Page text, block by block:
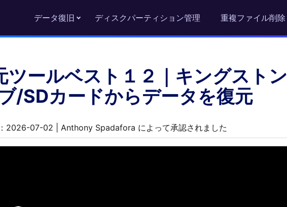
データ復旧 ディスクパーティション管理 重複ファイル削除
ツールベスト１２｜キングストン
/SDカードからデータを復元
2026-07-02 | Anthony Spadafora によって承認されました